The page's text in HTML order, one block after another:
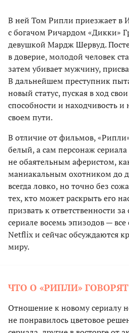
В ней Том Рипли приезжает в
с богачом Ричардом «Дикки»
девушкой Мардж Шервуд.
в доверие, молодой человек
затем убивает мужчину,
В дальнейшем преступник
новый статус, пуская в ход
способности и находчивость
своем пути.
В отличие от фильмов,
белый, а сам персонаж сериала
не обаятельным аферистом,
маниакальным охотником до
всегда ловко, но точно без
тех, кто может раскрыть его
призвать к ответственности за
сериале восемь эпизодов —
Netflix и сейчас обсуждаются
миру.
ЧТО О «РИПЛИ»
Отношение к новому сериалу
не понравилось цветовое